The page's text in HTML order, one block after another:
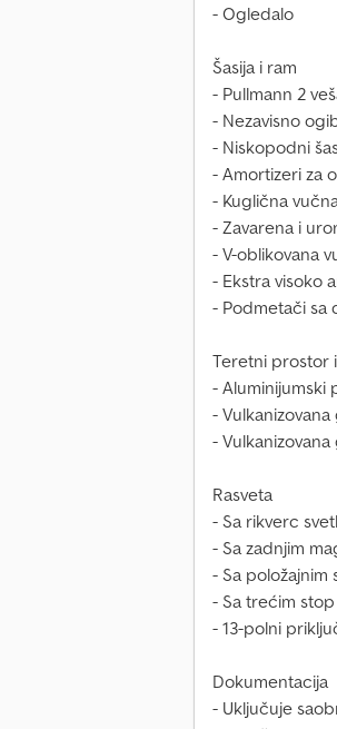
- Ogledalo
Šasija i ram
- Pullmann 2
- Nezavisno
- Niskopodni
- Amortizeri za
- Kuglična
- Zavarena i
- V-oblikovana
- Ekstra visoko
- Podmetači sa
Teretni prostor
- Aluminijumski
-
-
Rasveta
- Sa rikverc
- Sa zadnjim
- Sa položajnim
- Sa trećim
- 13-polni
Dokumentacija
- Uključuje